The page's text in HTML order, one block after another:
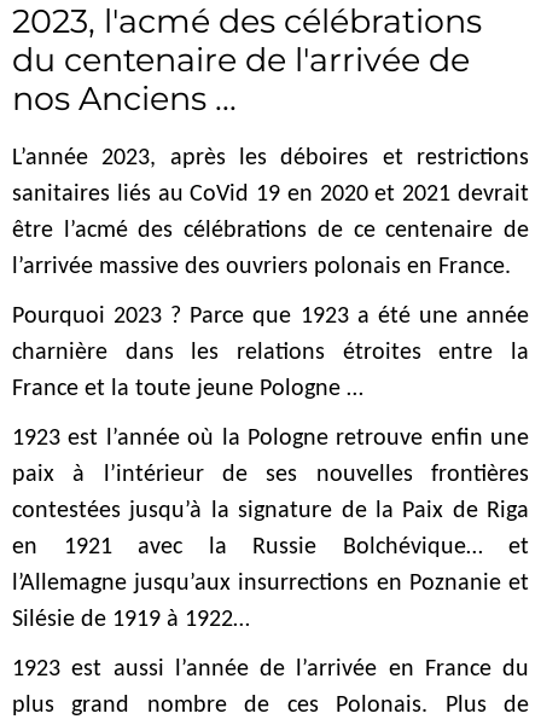
2023, l'acmé des célébrations
du centenaire de l'arrivée de
nos Anciens ...
L’année 2023, après les déboires et restrictions
sanitaires liés au CoVid 19 en 2020 et 2021 devrait
être l’acmé des célébrations de ce centenaire de
l’arrivée massive des ouvriers polonais en France.
Pourquoi 2023 ? Parce que 1923 a été une année
charnière dans les relations étroites entre la
France et la toute jeune Pologne …
1923 est l’année où la Pologne retrouve enfin une
paix à l’intérieur de ses nouvelles frontières
contestées jusqu’à la signature de la Paix de Riga
en 1921 avec la Russie Bolchévique… et
l’Allemagne jusqu’aux insurrections en Poznanie et
Silésie de 1919 à 1922…
1923 est aussi l’année de l’arrivée en France du
plus grand nombre de ces Polonais. Plus de